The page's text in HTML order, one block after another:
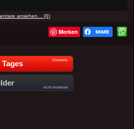
ansehen... (0)
Merken
Startseite
nicht moderiert